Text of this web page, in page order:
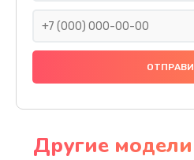
Другие